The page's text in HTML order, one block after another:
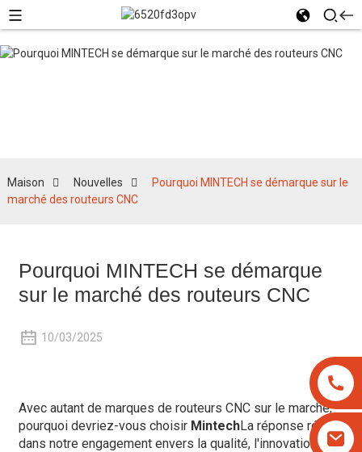
Maison Nouvelles
Pourquoi MINTECH se démarque sur le
marché des routeurs CNC
Pourquoi MINTECH se démarque
sur le marché des routeurs CNC
10/03/2025
Avec autant de marques de routeurs CNC sur le marché,
pourquoi devriez-vous choisir MintechLa réponse réside
dans notre engagement envers la qualité, l'innovation et